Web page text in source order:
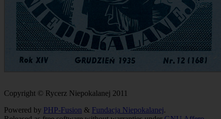
Copyright © Rycerz Niepokalanej 2011
Powered by PHP-Fusion & Fundacja Niepokalanej.